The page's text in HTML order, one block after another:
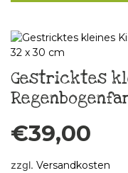
Gestricktes
€39,00
zzgl. Versandkosten